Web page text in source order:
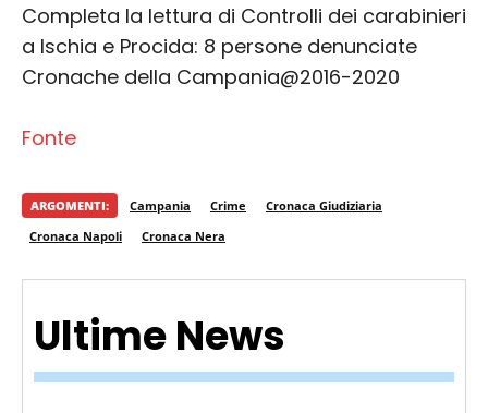
Ultime News
Completa la lettura di Controlli dei carabinieri
a Ischia e Procida: 8 persone denunciate
Cronache della Campania@2016-2020
Fonte
ARGOMENTI: Campania Crime
Cronaca Giudiziaria
Cronaca Napoli
Cronaca Nera